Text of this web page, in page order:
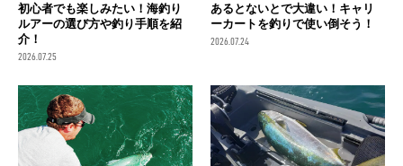
初心者でも楽しみたい！海釣り
ルアーの選び方や釣り手順を紹
介！
2026.07.25
あるとないとで大違い！キャリ
ーカートを釣りで使い倒そう！
2026.07.24